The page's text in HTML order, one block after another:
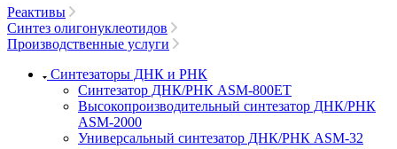
Реактивы
Синтез олигонуклеотидов
Производственные услуги
Синтезаторы ДНК и РНК
Синтезатор ДНК/РНК ASM-­800ET
Высокопроизводительный синтезатор ДНК/РНК
ASM-­2000
Универсальный синтезатор ДНК/РНК ASM-­32